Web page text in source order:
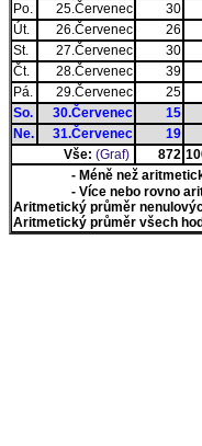
Po.
25.Červenec 30
Út.
26.Červenec 26
St.
27.Červenec 30
Čt.
28.Červenec 39
Pá.
29.Červenec 25
So.
30.Červenec 15
Ne.
31.Červenec 19
Vše: (Graf) 872
- Méně než
- Více nebo rovno
Aritmetický průměr
Aritmetický průměr všech